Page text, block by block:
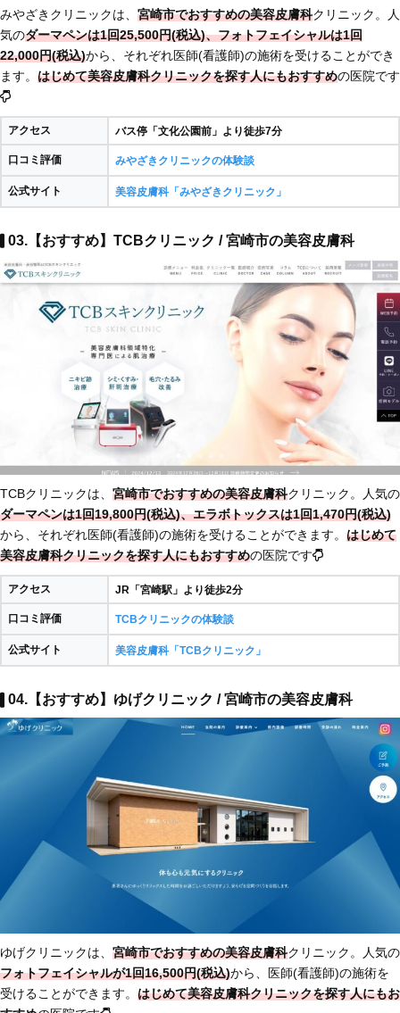
みやざきクリニックは、 宮崎市でおすすめの美容皮膚科クリニック。人
気のダーマペンは1回25,500円(税込)、フォトフェイシャルは1回
22,000円(税込)から、それぞれ医師(看護師)の施術を受けることができ
ます。 はじめて美容皮膚科クリニックを探す人にもおすすめの医院です
アクセス バス停「文化公園前」より徒歩7分
口コミ評価 みやざきクリニックの体験談
公式サイト 美容皮膚科「みやざきクリニック」
03.【おすすめ】TCBクリニック / 宮崎市の美容皮膚科
TCBクリニックは、 宮崎市でおすすめの美容皮膚科クリニック。人気の
ダーマペンは1回19,800円(税込)、エラボトックスは1回1,470円(税込)
から、それぞれ医師(看護師)の施術を受けることができます。 はじめて
美容皮膚科クリニックを探す人にもおすすめの医院です
アクセス JR「宮崎駅」より徒歩2分
口コミ評価 TCBクリニックの体験談
公式サイト 美容皮膚科「TCBクリニック」
04.【おすすめ】ゆげクリニック / 宮崎市の美容皮膚科
ゆげクリニックは、 宮崎市でおすすめの美容皮膚科クリニック。人気の
フォトフェイシャルが1回16,500円(税込)から、医師(看護師)の施術を
受けることができます。 はじめて美容皮膚科クリニックを探す人にもお